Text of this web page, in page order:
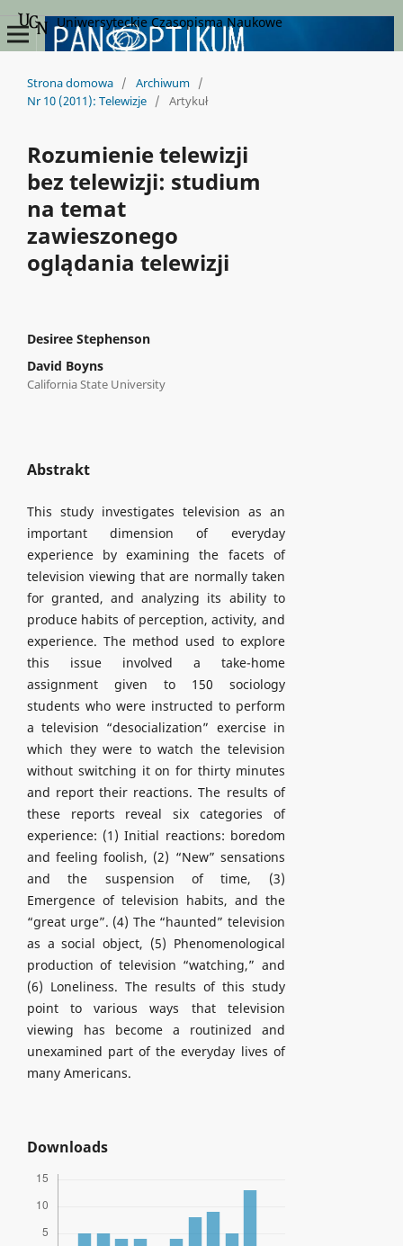
Uniwersyteckie Czasopisma Naukowe
Strona domowa / Archiwum /
Nr 10 (2011): Telewizje / Artykuł
Rozumienie telewizji
bez telewizji: studium
na temat
zawieszonego
oglądania telewizji
Desiree Stephenson
David Boyns
California State University
Abstrakt
This study investigates television as an
important dimension of everyday
experience by examining the facets of
television viewing that are normally taken
for granted, and analyzing its ability to
produce habits of perception, activity, and
experience. The method used to explore
this issue involved a take-home
assignment given to 150 sociology
students who were instructed to perform
a television “desocialization” exercise in
which they were to watch the television
without switching it on for thirty minutes
and report their reactions. The results of
these reports reveal six categories of
experience: (1) Initial reactions: boredom
and feeling foolish, (2) “New” sensations
and the suspension of time, (3)
Emergence of television habits, and the
“great urge”. (4) The “haunted” television
as a social object, (5) Phenomenological
production of television “watching,” and
(6) Loneliness. The results of this study
point to various ways that television
viewing has become a routinized and
unexamined part of the everyday lives of
many Americans.
Downloads